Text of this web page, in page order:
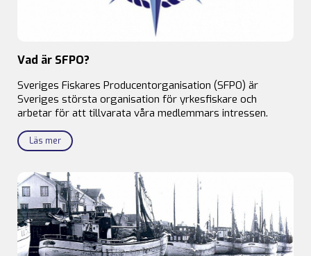
Vad är SFPO?
Sveriges Fiskares Producentorganisation (SFPO) är
Sveriges största organisation för yrkesfiskare och
arbetar för att tillvarata våra medlemmars intressen.
Läs mer